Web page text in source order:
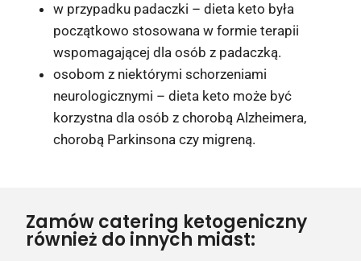
w przypadku padaczki – dieta keto była
początkowo stosowana w formie terapii
wspomagającej dla osób z padaczką.
osobom z niektórymi schorzeniami
neurologicznymi – dieta keto może być
korzystna dla osób z chorobą Alzheimera,
chorobą Parkinsona czy migreną.
Zamów catering ketogeniczny
również do innych miast: